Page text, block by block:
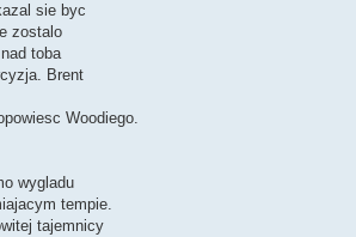
sie byc
zostalo
toba
Brent
Woodiego.
wygladu
tempie.
tajemnicy